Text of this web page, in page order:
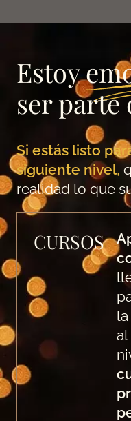
Estoy
ser parte
Si estás listo
siguiente nivel,
realidad lo que
CURSOS